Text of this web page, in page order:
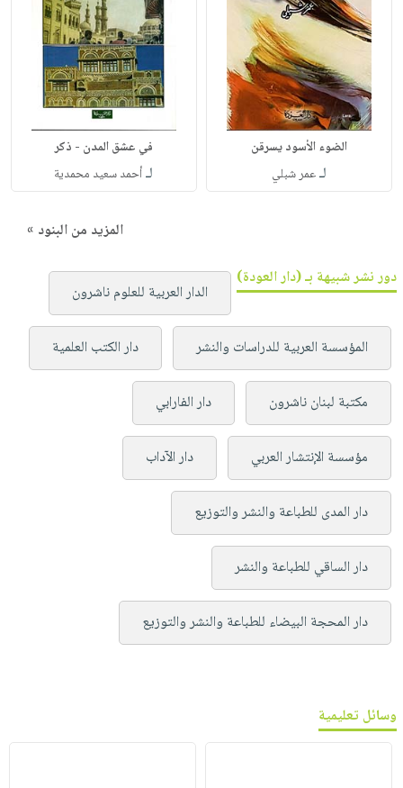
الضوء الأسود يسرقن
لـعمر شبلي
في عشق المدن - ذكر
لـأحمد سعيد محمدية
المزيد من البنود »
دور نشر شبيهة بـ (دار العودة)
الدار العربية للعلوم ناشرون
المؤسسة العربية للدراسات والنشر دار الكتب العلمية
مكتبة لبنان ناشرون دار الفارابي
مؤسسة الإنتشار العربي دار الآداب
دار المدى للطباعة والنشر والتوزيع
دار الساقي للطباعة والنشر
دار المحجة البيضاء للطباعة والنشر والتوزيع
وسائل تعليمية